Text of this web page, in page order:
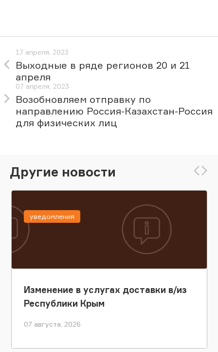
17 апреля, 2023
Выходные в ряде регионов 20 и 21
апреля
07 апреля, 2023
Возобновляем отправку по
направлению Россия-Казахстан-Россия
для физических лиц
Другие новости
Изменение в услугах доставки в/из
Республики Крым
07 августа, 2026
уведомления